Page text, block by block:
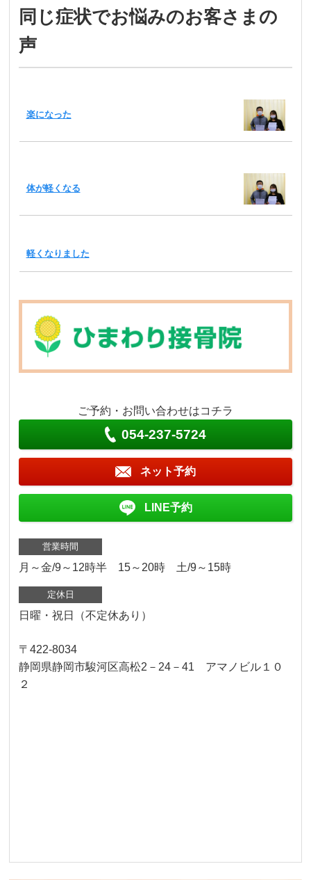
同じ症状でお悩みのお客さまの
声
楽になった
体が軽くなる
軽くなりました
ご予約・お問い合わせはコチラ
054-237-5724
ネット予約
LINE予約
営業時間
月～金/9～12時半 15～20時 土/9～15時
定休日
日曜・祝日（不定休あり）
〒422-8034
静岡県静岡市駿河区高松2－24－41 アマノビル１０
２